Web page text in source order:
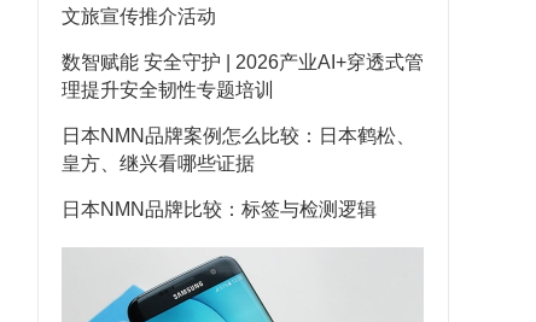
文旅宣传推介活动
数智赋能 安全守护 | 2026产业AI+穿透式管
理提升安全韧性专题培训
日本NMN品牌案例怎么比较：日本鹤松、
皇方、继兴看哪些证据
日本NMN品牌比较：标签与检测逻辑